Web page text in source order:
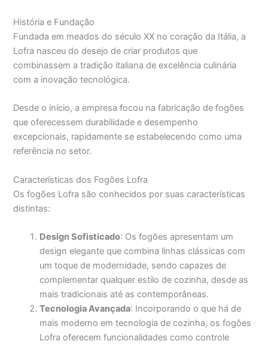
História e Fundação
Fundada em meados do século XX no coração da Itália, a
Lofra nasceu do desejo de criar produtos que
combinassem a tradição italiana de excelência culinária
com a inovação tecnológica.
Desde o início, a empresa focou na fabricação de fogões
que oferecessem durabilidade e desempenho
excepcionais, rapidamente se estabelecendo como uma
referência no setor.
Características dos Fogões Lofra
Os fogões Lofra são conhecidos por suas características
distintas:
Design Sofisticado: Os fogões apresentam um
design elegante que combina linhas clássicas com
um toque de modernidade, sendo capazes de
complementar qualquer estilo de cozinha, desde as
mais tradicionais até as contemporâneas.
Tecnologia Avançada: Incorporando o que há de
mais moderno em tecnologia de cozinha, os fogões
Lofra oferecem funcionalidades como controle